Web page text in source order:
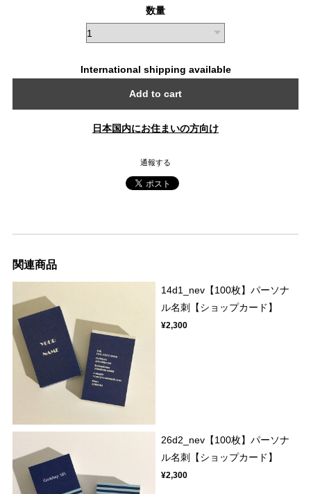
数量
International shipping available
Add to cart
日本国内にお住まいの方向け
通報する
関連商品
14d1_nev【100枚】パーソナ
ル名刺【ショップカード】
¥2,300
26d2_nev【100枚】パーソナ
ル名刺【ショップカード】
¥2,300